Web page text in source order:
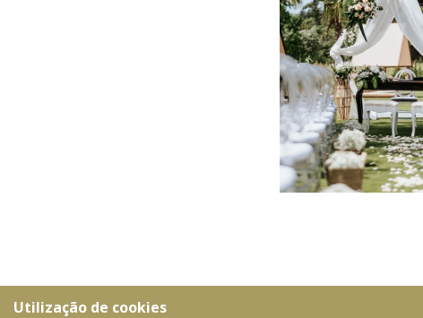
Utilização de cookies